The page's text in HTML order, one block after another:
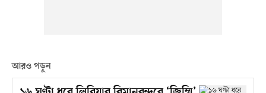
আরও পড়ুন